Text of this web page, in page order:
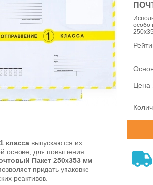
особо
Цена
класса выпускаются из
основе, для повышения
Пакет 250x353 мм
придать упаковке
реактивов.